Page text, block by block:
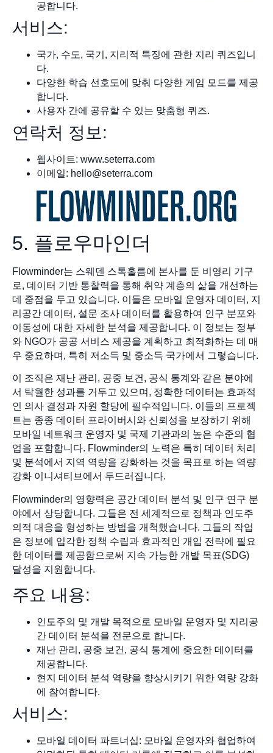
공합니다.
서비스:
국가, 수도, 국기, 지리적 특징에 관한 지리 퀴즈입니
다.
다양한 학습 선호도에 맞춰 다양한 게임 모드를 제공
합니다.
사용자 간에 공유할 수 있는 맞춤형 퀴즈.
연락처 정보:
웹사이트: www.seterra.com
이메일: hello@seterra.com
5. 플로우마인더
Flowminder는 스웨덴 스톡홀름에 본사를 둔 비영리 기구
로, 데이터 기반 통찰력을 통해 취약 계층의 삶을 개선하는
데 중점을 두고 있습니다. 이들은 모바일 운영자 데이터, 지
리공간 데이터, 설문 조사 데이터를 활용하여 인구 분포와
이동성에 대한 자세한 분석을 제공합니다. 이 정보는 정부
와 NGO가 공공 서비스 제공을 계획하고 최적화하는 데 매
우 중요하며, 특히 저소득 및 중소득 국가에서 그렇습니다.
이 조직은 재난 관리, 공중 보건, 공식 통계와 같은 분야에
서 탁월한 성과를 거두고 있으며, 정확한 데이터는 효과적
인 의사 결정과 자원 할당에 필수적입니다. 이들의 프로젝
트는 종종 데이터 프라이버시와 신뢰성을 보장하기 위해
모바일 네트워크 운영자 및 국제 기관과의 높은 수준의 협
업을 포함합니다. Flowminder의 노력은 특히 데이터 처리
및 분석에서 지역 역량을 강화하는 것을 목표로 하는 역량
강화 이니셔티브에서 두드러집니다.
Flowminder의 영향력은 공간 데이터 분석 및 인구 연구 분
야에서 상당합니다. 그들은 전 세계적으로 정책과 인도주
의적 대응을 형성하는 방법을 개척했습니다. 그들의 작업
은 정보에 입각한 정책 수립과 효과적인 개입 전략에 필요
한 데이터를 제공함으로써 지속 가능한 개발 목표(SDG)
달성을 지원합니다.
주요 내용:
인도주의 및 개발 목적으로 모바일 운영자 및 지리공
간 데이터 분석을 전문으로 합니다.
재난 관리, 공중 보건, 공식 통계에 중요한 데이터를
제공합니다.
현지 데이터 분석 역량을 향상시키기 위한 역량 강화
에 참여합니다.
서비스:
모바일 데이터 파트너십: 모바일 운영자와 협업하여